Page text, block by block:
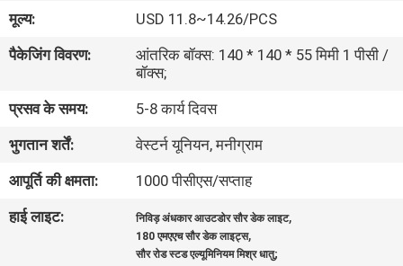
गुणवत्ता
नियंत्रण
संपर्क
करें
समाचार
मूल्य:
USD 11.8~14.26/PCS
पैकेजिंग विवरण:
आंतरिक बॉक्स: 140 * 140 * 55 मिमी 1 पीसी /
बॉक्स;
प्रसव के समय:
5-8 कार्य दिवस
भुगतान शर्तें:
वेस्टर्न यूनियन, मनीग्राम
आपूर्ति की क्षमता:
1000 पीसीएस/सप्ताह
हाई लाइट:
निविड़ अंधकार आउटडोर सौर डेक लाइट,
180 एमएएच सौर डेक लाइट्स,
सौर रोड स्टड एल्यूमिनियम मिश्र धातु;